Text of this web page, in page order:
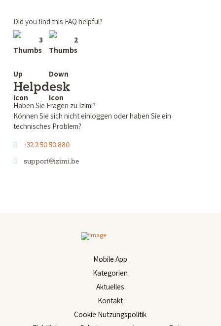
Did you find this FAQ helpful?
3
2
Helpdesk
Haben Sie Fragen zu Izimi?
Können Sie sich nicht einloggen oder haben Sie ein
technisches Problem?
+32 2 50 50 880
support@izimi.be
Mobile App
Kategorien
Aktuelles
Kontakt
Cookie Nutzungspolitik